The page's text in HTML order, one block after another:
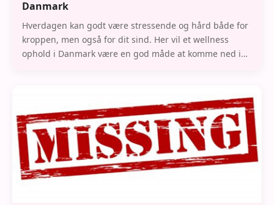
Danmark
Hverdagen kan godt være stressende og hård både for
kroppen, men også for dit sind. Her vil et wellness
ophold i Danmark være en god måde at komme ned i